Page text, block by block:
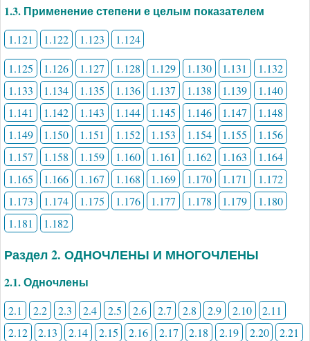
1.3. Применение степени е целым показателем
1.121 1.122 1.123
1.124
1.125
1.126 1.127 1.128 1.129 1.130 1.131
1.132
1.133
1.134 1.135 1.136 1.137 1.138 1.139
1.140
1.141
1.142 1.143 1.144 1.145 1.146 1.147
1.148
1.149
1.150 1.151 1.152 1.153 1.154 1.155
1.156
1.157
1.158 1.159 1.160 1.161 1.162 1.163
1.164
1.165
1.166 1.167 1.168 1.169 1.170 1.171
1.172
1.173
1.174 1.175 1.176 1.177 1.178 1.179
1.180
1.181
1.182
Раздел 2. ОДНОЧЛЕНЫ И МНОГОЧЛЕНЫ
2.1. Одночлены
2.1 2.2 2.3 2.4 2.5 2.6 2.7 2.8 2.9 2.10
2.11
2.12
2.13 2.14 2.15 2.16 2.17 2.18 2.19 2.20
2.21